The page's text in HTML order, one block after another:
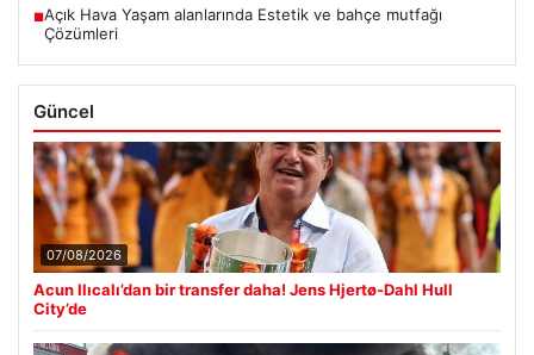
■Açık Hava Yaşam alanlarında Estetik ve bahçe mutfağı
Çözümleri
Güncel
07/08/2026
Acun Ilıcalı’dan bir transfer daha! Jens Hjertø-Dahl Hull
City’de